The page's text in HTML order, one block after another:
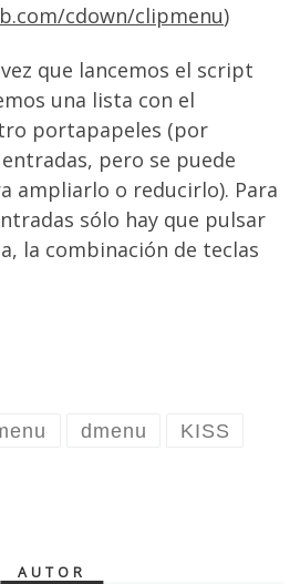
cdown/clipmenu)
que lancemos el script
una lista con el
portapapeles (por
pero se puede
ampliarlo o reducirlo). Para
sólo hay que pulsar
la combinación de teclas
dmenu KISS
AUTOR